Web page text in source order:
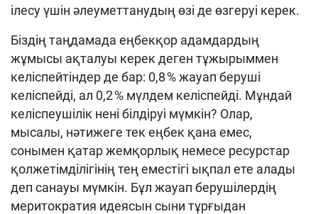
ілесу үшін әлеуметтанудың өзі де өзгеруі керек.
Біздің таңдамада еңбекқор адамдардың
жұмысы ақталуы керек деген тұжырыммен
келіспейтіндер де бар: 0,8 % жауап беруші
келіспейді, ал 0,2 % мүлдем келіспейді. Мұндай
келіспеушілік нені білдіруі мүмкін? Олар,
мысалы, нәтижеге тек еңбек қана емес,
сонымен қатар жемқорлық немесе ресурстар
қолжетімділігінің тең еместігі ықпал ете алады
деп санауы мүмкін. Бұл жауап берушілердің
меритократия идеясын сыни тұрғыдан